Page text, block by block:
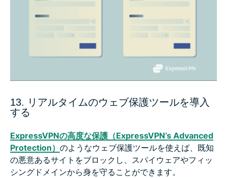
13. リアルタイムのウェブ保護ツールを導入
する
ExpressVPNの高度な保護（ExpressVPN’s Advanced
Protection） のようなウェブ保護ツールを使えば、既知
の悪意あるサイトをブロックし、スパイウェアやフィッ
シングドメインから身を守ることができます。